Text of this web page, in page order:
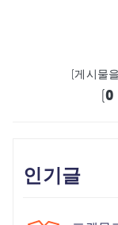
(게시물
(0
인기글